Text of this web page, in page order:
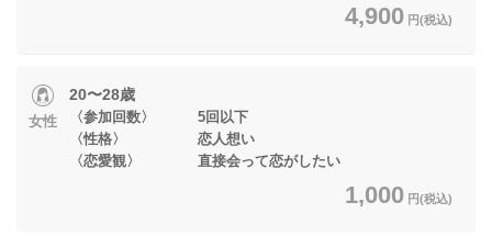
4,900 円(税込)
女性
20〜28歳
〈参加回数〉 5回以下
〈性格〉 恋人想い
〈恋愛観〉 直接会って恋がしたい
1,000 円(税込)